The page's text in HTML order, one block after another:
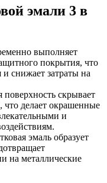
эмали 3 в
выполняет
покрытия, что
снижает затраты на
скрывает
делает окрашенные
и
эмаль образует
на металлические